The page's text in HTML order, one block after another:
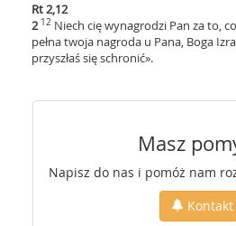
Rt 2,12
2 12 Niech cię wynagrodzi Pan za to,
pełna twoja nagroda u Pana, Boga
przyszłaś się schronić».
Masz
Napisz do nas i pomóż nam
Kontakt